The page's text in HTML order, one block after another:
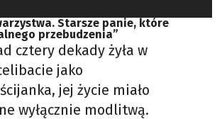
Starsze panie, które
przebudzenia”
cztery dekady żyła w
jako
jej życie miało
wyłącznie modlitwą.